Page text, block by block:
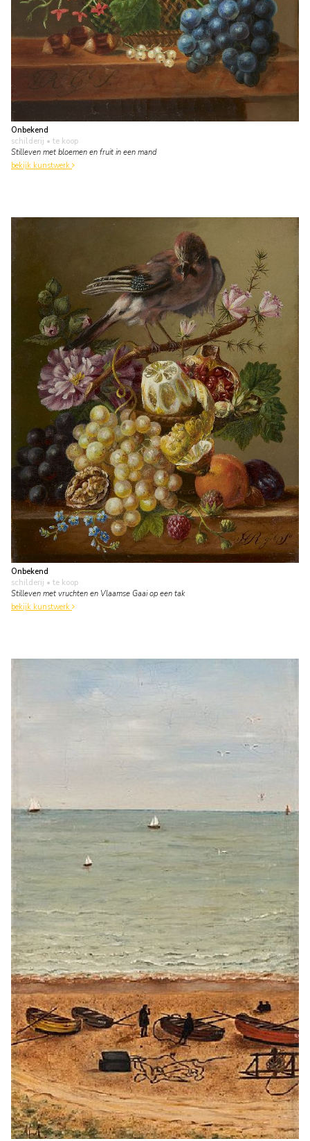
Onbekend
schilderij • te koop
Stilleven met bloemen en fruit in een mand
bekijk kunstwerk
Onbekend
schilderij • te koop
Stilleven met vruchten en Vlaamse Gaai op een tak
bekijk kunstwerk